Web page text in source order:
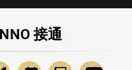
接通